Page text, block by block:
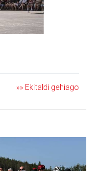
»» Ekitaldi gehiago